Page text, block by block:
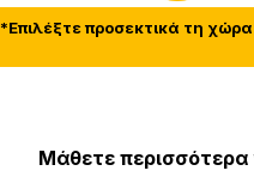
*Επιλέξτε προσεκτικά τη
Μάθετε περισσότερα